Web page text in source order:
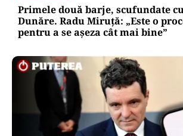
Primele două barje, scufundate
Dunăre. Radu Miruță: „Este o
pentru a se așeza cât mai bine”